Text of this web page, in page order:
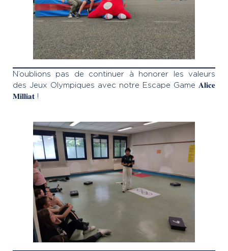
N’oublions pas de continuer à honorer les valeurs
des Jeux Olympiques avec notre Escape Game 𝐀𝐥𝐢𝐜𝐞
𝐌𝐢𝐥𝐥𝐢𝐚𝐭 !